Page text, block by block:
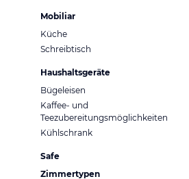
Mobiliar
Küche
Schreibtisch
Haushaltsgeräte
Bügeleisen
Kaffee- und
Teezubereitungsmöglichkeiten
Kühlschrank
Safe
Zimmertypen